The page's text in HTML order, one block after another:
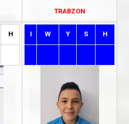
TRABZON
H I W Y S H